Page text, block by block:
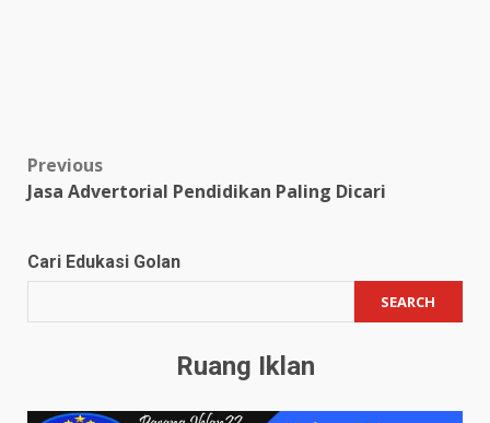
Post
Previous
Jasa Advertorial Pendidikan Paling Dicari
Cari Edukasi Golan
SEARCH
Ruang Iklan